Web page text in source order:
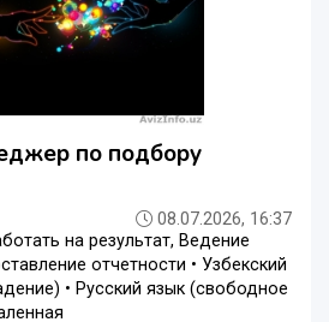
по подбору
08.07.2026, 16:37
на результат, Ведение
отчетности • Узбекский
• Русский язык (cвободное